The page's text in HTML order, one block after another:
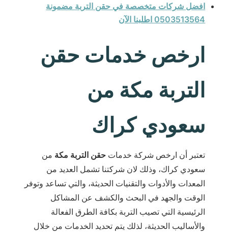
افضل شركات متخصصة في حقن التربة مضمونة
0503513564 اطلبنا الآن
ارخص خدمات حقن
التربة مكة من
سعودي كراك
تعتبر أن ارخص شركة خدمات حقن التربة مكة من
سعودي كراك، وذلك لان شركتنا تشمل العديد من
المعدات والأدوات والتقنيات الحديثة، والتي تساعد وتوفر
الوقت والجهد في البحث والكشف عن المشاكل
الرئيسية التي تصيب التربة بكافة الطرق الفعالة
والأساليب الحديثة، لذلك يتم تحديد الخدمات من خلال